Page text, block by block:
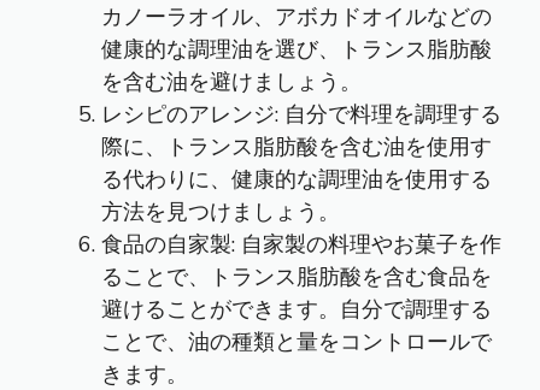
カノーラオイル、アボカドオイルなどの
健康的な調理油を選び、トランス脂肪酸
を含む油を避けましょう。
レシピのアレンジ: 自分で料理を調理する
際に、トランス脂肪酸を含む油を使用す
る代わりに、健康的な調理油を使用する
方法を見つけましょう。
食品の自家製: 自家製の料理やお菓子を作
ることで、トランス脂肪酸を含む食品を
避けることができます。自分で調理する
ことで、油の種類と量をコントロールで
きます。